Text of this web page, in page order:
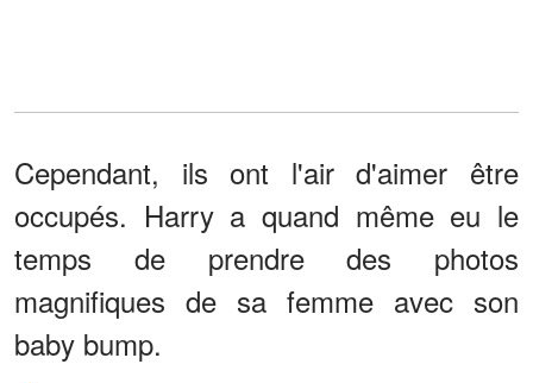
Cependant, ils ont l'air d'aimer être
occupés. Harry a quand même eu le
temps de prendre des photos
magnifiques de sa femme avec son
baby bump.